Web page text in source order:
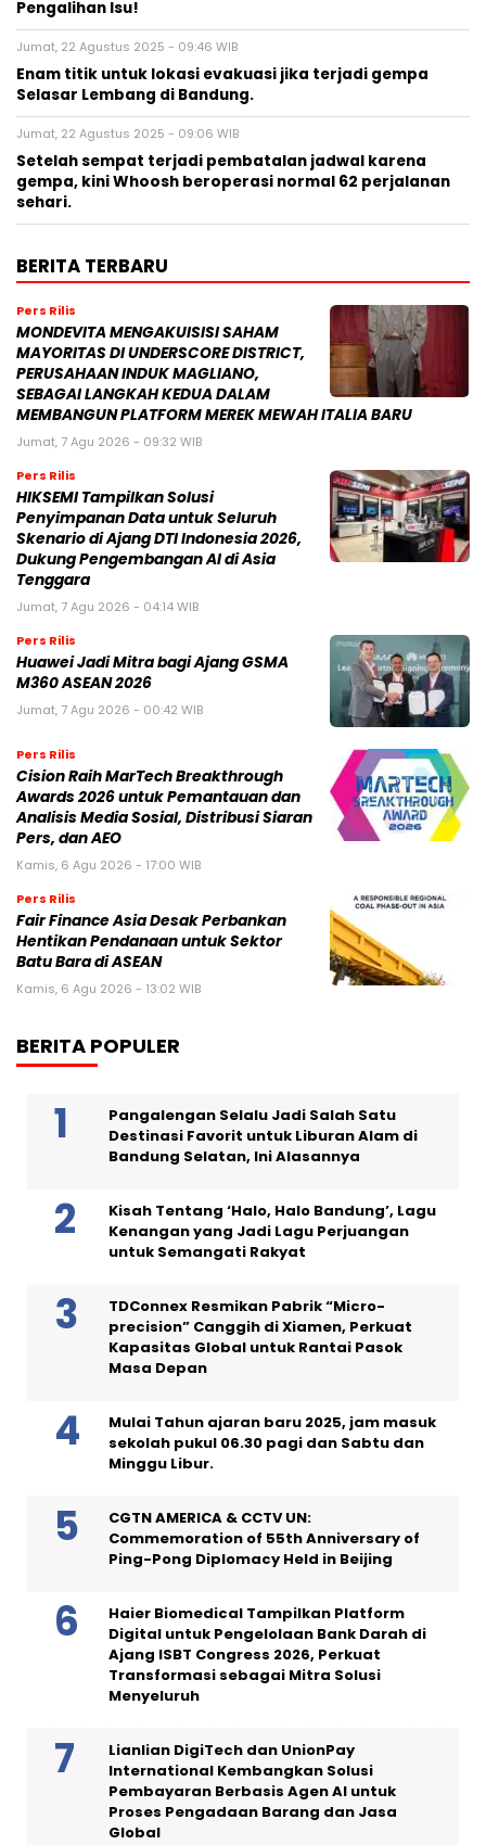
Pengalihan Isu!
Jumat, 22 Agustus 2025 - 09:46 WIB
Enam titik untuk lokasi evakuasi jika terjadi gempa
Selasar Lembang di Bandung.
Jumat, 22 Agustus 2025 - 09:06 WIB
Setelah sempat terjadi pembatalan jadwal karena
gempa, kini Whoosh beroperasi normal 62 perjalanan
sehari.
BERITA TERBARU
Pers Rilis
MONDEVITA MENGAKUISISI SAHAM
MAYORITAS DI UNDERSCORE DISTRICT,
PERUSAHAAN INDUK MAGLIANO,
SEBAGAI LANGKAH KEDUA DALAM
MEMBANGUN PLATFORM MEREK MEWAH ITALIA BARU
Jumat, 7 Agu 2026 - 09:32 WIB
Pers Rilis
HIKSEMI Tampilkan Solusi
Penyimpanan Data untuk Seluruh
Skenario di Ajang DTI Indonesia 2026,
Dukung Pengembangan AI di Asia
Tenggara
Jumat, 7 Agu 2026 - 04:14 WIB
Pers Rilis
Huawei Jadi Mitra bagi Ajang GSMA
M360 ASEAN 2026
Jumat, 7 Agu 2026 - 00:42 WIB
Pers Rilis
Cision Raih MarTech Breakthrough
Awards 2026 untuk Pemantauan dan
Analisis Media Sosial, Distribusi Siaran
Pers, dan AEO
Kamis, 6 Agu 2026 - 17:00 WIB
Pers Rilis
Fair Finance Asia Desak Perbankan
Hentikan Pendanaan untuk Sektor
Batu Bara di ASEAN
Kamis, 6 Agu 2026 - 13:02 WIB
BERITA POPULER
Pangalengan Selalu Jadi Salah Satu
Destinasi Favorit untuk Liburan Alam di
Bandung Selatan, Ini Alasannya
Kisah Tentang ‘Halo, Halo Bandung’, Lagu
Kenangan yang Jadi Lagu Perjuangan
untuk Semangati Rakyat
TDConnex Resmikan Pabrik “Micro-
precision” Canggih di Xiamen, Perkuat
Kapasitas Global untuk Rantai Pasok
Masa Depan
Mulai Tahun ajaran baru 2025, jam masuk
sekolah pukul 06.30 pagi dan Sabtu dan
Minggu Libur.
CGTN AMERICA & CCTV UN:
Commemoration of 55th Anniversary of
Ping-Pong Diplomacy Held in Beijing
Haier Biomedical Tampilkan Platform
Digital untuk Pengelolaan Bank Darah di
Ajang ISBT Congress 2026, Perkuat
Transformasi sebagai Mitra Solusi
Menyeluruh
Lianlian DigiTech dan UnionPay
International Kembangkan Solusi
Pembayaran Berbasis Agen AI untuk
Proses Pengadaan Barang dan Jasa
Global